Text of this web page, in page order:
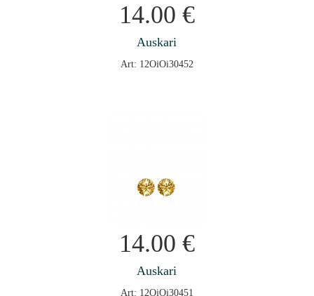
14.00 €
Auskari
Art: 12OiOi30452
14.00 €
Auskari
Art: 12OiOi30451